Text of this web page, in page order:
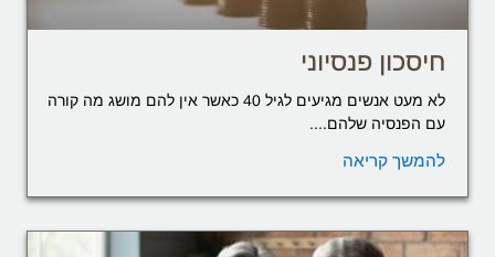
חיסכון פנסיוני
לא מעט אנשים מגיעים לגיל 40 כאשר אין להם מושג מה קורה
עם הפנסיה שלהם....
להמשך קריאה